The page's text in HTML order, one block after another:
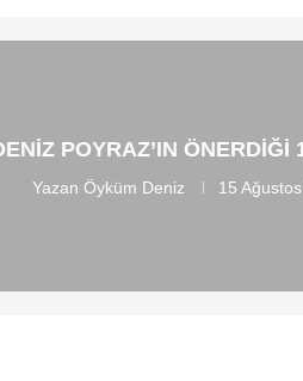
POYRAZ’IN ÖNERDIĞI
YazanÖyküm Deniz 15